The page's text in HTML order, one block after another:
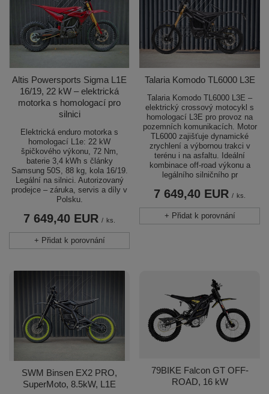
Altis Powersports Sigma L1E
16/19, 22 kW – elektrická
motorka s homologací pro
silnici
Elektrická enduro motorka s
homologací L1e: 22 kW
špičkového výkonu, 72 Nm,
baterie 3,4 kWh s články
Samsung 50S, 88 kg, kola 16/19.
Legální na silnici. Autorizovaný
prodejce – záruka, servis a díly v
Polsku.
7 649,40 EUR / ks.
+ Přidat k porovnání
Talaria Komodo TL6000 L3E
Talaria Komodo TL6000 L3E –
elektrický crossový motocykl s
homologací L3E pro provoz na
pozemních komunikacích. Motor
TL6000 zajišťuje dynamické
zrychlení a výbornou trakci v
terénu i na asfaltu. Ideální
kombinace off-road výkonu a
legálního silničního pr
7 649,40 EUR / ks.
+ Přidat k porovnání
SWM Binsen EX2 PRO,
SuperMoto, 8.5kW, L1E
79BIKE Falcon GT OFF-
ROAD, 16 kW